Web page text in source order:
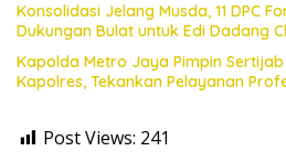
Konsolidasi Jelang Musda, 11 DPC
Dukungan Bulat untuk Edi Dadang
Kapolda Metro Jaya Pimpin
Kapolres, Tekankan Pelayanan
Post Views: 241